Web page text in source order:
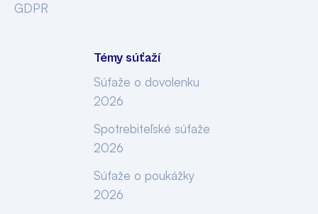
GDPR
Témy súťaží
Súťaže o dovolenku
2026
Spotrebiteľské súťaže
2026
Súťaže o poukážky
2026